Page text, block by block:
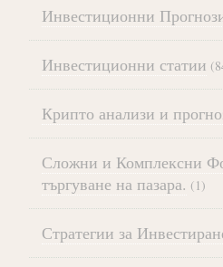
Инвестиционни
Инвестиционни статии
Крипто анализи и
Сложни и Комплексни
търгуване на пазара. (1)
Стратегии за